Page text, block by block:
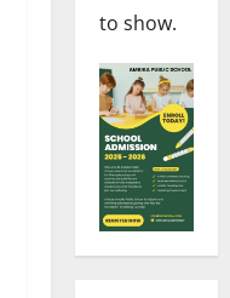
to show.